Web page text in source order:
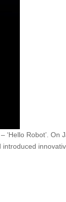
‘Hello Robot’. On